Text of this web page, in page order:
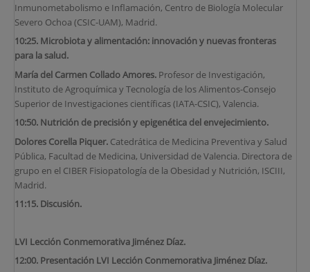
Inmunometabolismo e Inflamación, Centro de Biología Molecular
Severo Ochoa (CSIC-UAM), Madrid.
10:25. Microbiota y alimentación: innovación y nuevas fronteras
para la salud.
María del Carmen Collado Amores. Profesor de Investigación,
Instituto de Agroquímica y Tecnología de los Alimentos-Consejo
Superior de Investigaciones científicas (IATA-CSIC), Valencia.
10:50. Nutrición de precisión y epigenética del envejecimiento.
Dolores Corella Piquer. Catedrática de Medicina Preventiva y Salud
Pública, Facultad de Medicina, Universidad de Valencia. Directora de
grupo en el CIBER Fisiopatología de la Obesidad y Nutrición, ISCIII,
Madrid.
11:15. Discusión.
LVI Lección Conmemorativa Jiménez Díaz.
12:00. Presentación LVI Lección Conmemorativa Jiménez Díaz.